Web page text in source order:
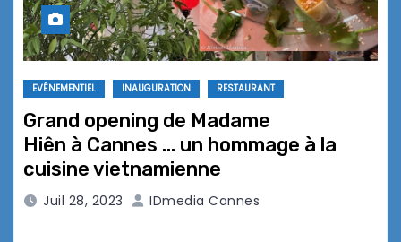
EVÉNEMENTIEL INAUGURATION RESTAURANT
Grand opening de Madame
Hiên à Cannes … un hommage à la
cuisine vietnamienne
Juil 28, 2023 IDmedia Cannes